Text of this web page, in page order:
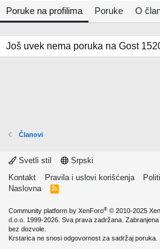
Poruke na profilima Poruke O
Još uvek nema poruka na Gost
Članovi
Svetli stil
Srpski
Kontakt
Pravila i uslovi korišćenja
Naslovna
R
Community platform by XenForo® © 2010-2025
d.o.o. 1999-2026. Sva prava zadržana.
bez dozvole.
Krstarica ne snosi odgovornost za sadržaj poruka.